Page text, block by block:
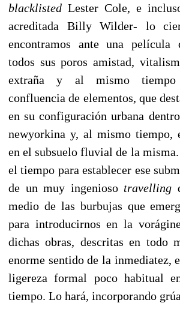
blacklisted Lester Cole, e
acreditada Billy Wilder- lo
encontramos ante una película
todos sus poros amistad,
extraña y al mismo tiempo
confluencia de elementos, que
en su configuración urbana
newyorkina y, al mismo tiempo,
en el subsuelo fluvial de la
el tiempo para establecer ese
de un muy ingenioso travelling
medio de las burbujas que
para introducirnos en la
dichas obras, descritas en todo
enorme sentido de la inmediatez,
ligereza formal poco habitual
tiempo. Lo hará, incorporando